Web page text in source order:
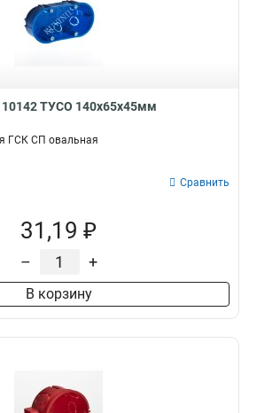
10142 ТУСО 140х65х45мм
ГСК СП овальная
Сравнить
31,19 ₽
– +
В корзину